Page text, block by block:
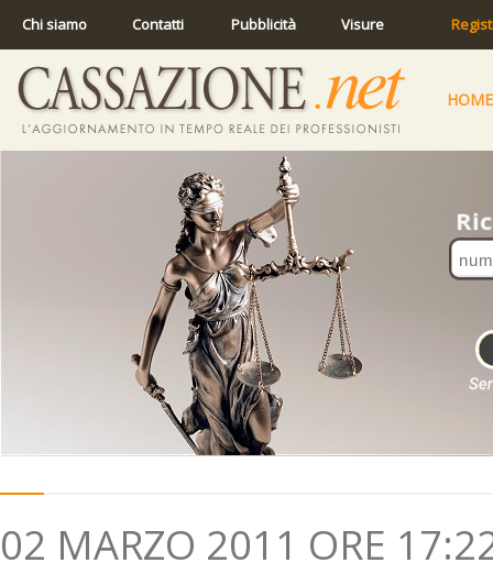
Chi siamo Contatti Pubblicità Visure
HOME
02 MARZO 2011 ORE